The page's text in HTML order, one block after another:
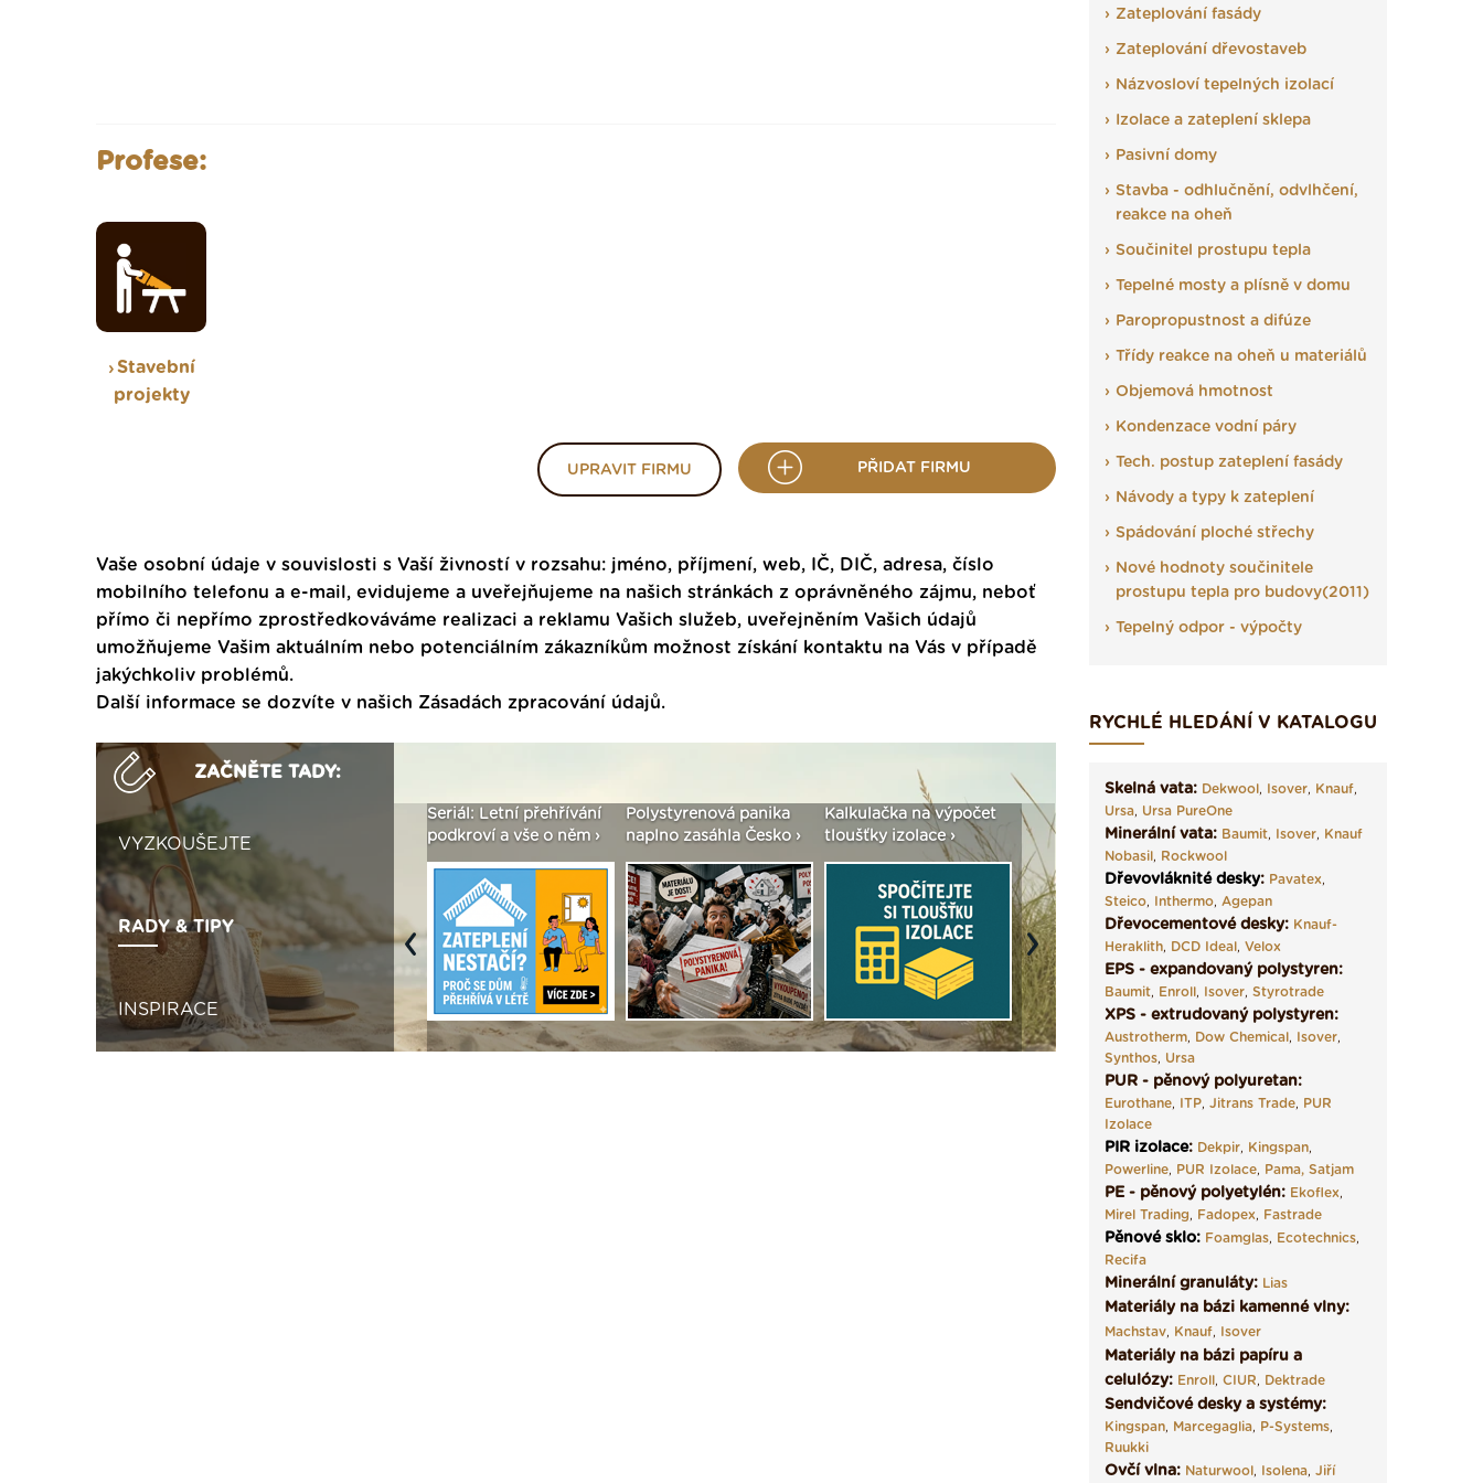
Profese:
Stavební
projekty
UPRAVIT FIRMU PŘIDAT FIRMU
Vaše osobní údaje v souvislosti s Vaší živností v rozsahu: jméno, příjmení, web, IČ, DIČ, adresa, číslo
mobilního telefonu a e-mail, evidujeme a uveřejňujeme na našich stránkách z oprávněného zájmu, neboť
přímo či nepřímo zprostředkováváme realizaci a reklamu Vašich služeb, uveřejněním Vašich údajů
umožňujeme Vašim aktuálním nebo potenciálním zákazníkům možnost získání kontaktu na Vás v případě
jakýchkoliv problémů.
Další informace se dozvíte v našich Zásadách zpracování údajů.
ZAČNĚTE TADY:
VYZKOUŠEJTE
RADY & TIPY
INSPIRACE
Vytvořte si vizualizaci
seženeme! ›
Seriál: Letní přehřívání
podkroví a vše o něm ›
Polystyrenová panika
naplno zasáhla Česko ›
Kalkulačka na výpočet
tloušťky izolace ›
Seriál: Fasády ETICS a
vše podstatné v kostce ›
Vyberte si izolaci a pak
ji tady klidně poptejte ›
Previous Next
Zateplování fasády
Zateplování dřevostaveb
Názvosloví tepelných izolací
Izolace a zateplení sklepa
Pasivní domy
Stavba - odhlučnění, odvlhčení,
reakce na oheň
Součinitel prostupu tepla
Tepelné mosty a plísně v domu
Paropropustnost a difúze
Třídy reakce na oheň u materiálů
Objemová hmotnost
Kondenzace vodní páry
Tech. postup zateplení fasády
Návody a typy k zateplení
Spádování ploché střechy
Nové hodnoty součinitele
prostupu tepla pro budovy(2011)
Tepelný odpor - výpočty
RYCHLÉ HLEDÁNÍ V KATALOGU
Skelná vata: Dekwool, Isover, Knauf,
Ursa, Ursa PureOne
Minerální vata: Baumit, Isover, Knauf
Nobasil, Rockwool
Dřevovláknité desky: Pavatex,
Steico, Inthermo, Agepan
Dřevocementové desky: Knauf-
Heraklith, DCD Ideal, Velox
EPS - expandovaný polystyren:
Baumit, Enroll, Isover, Styrotrade
XPS - extrudovaný polystyren:
Austrotherm, Dow Chemical, Isover,
Synthos, Ursa
PUR - pěnový polyuretan:
Eurothane, ITP, Jitrans Trade, PUR
Izolace
PIR izolace: Dekpir, Kingspan,
Powerline, PUR Izolace, Pama, Satjam
PE - pěnový polyetylén: Ekoflex,
Mirel Trading, Fadopex, Fastrade
Pěnové sklo: Foamglas, Ecotechnics,
Recifa
Minerální granuláty: Lias
Materiály na bázi kamenné vlny:
Machstav, Knauf, Isover
Materiály na bázi papíru a
celulózy: Enroll, CIUR, Dektrade
Sendvičové desky a systémy:
Kingspan, Marcegaglia, P-Systems,
Ruukki
Ovčí vlna: Naturwool, Isolena, Jiří